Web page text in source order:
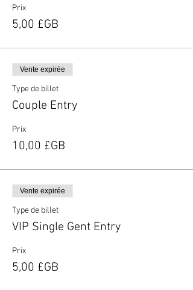
Prix
5,00 £GB
Vente expirée
Type de billet
Couple Entry
Prix
10,00 £GB
Vente expirée
Type de billet
VIP Single Gent Entry
Prix
5,00 £GB